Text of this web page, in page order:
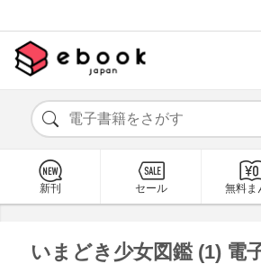
新刊 セール 無料ま
いまどき少女図鑑 (1) 電